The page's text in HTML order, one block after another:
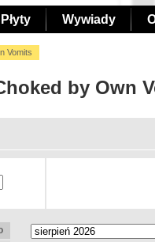
Płyty Wywiady
Vomits
by Own